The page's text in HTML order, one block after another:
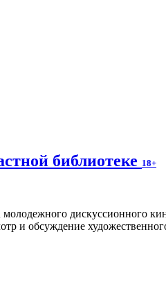
библиотеке 18+
молодежного дискуссионного
и обсуждение